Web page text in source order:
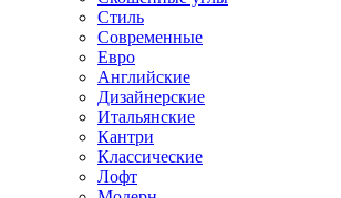
Стиль
Современные
Евро
Английские
Дизайнерские
Итальянские
Кантри
Классические
Лофт